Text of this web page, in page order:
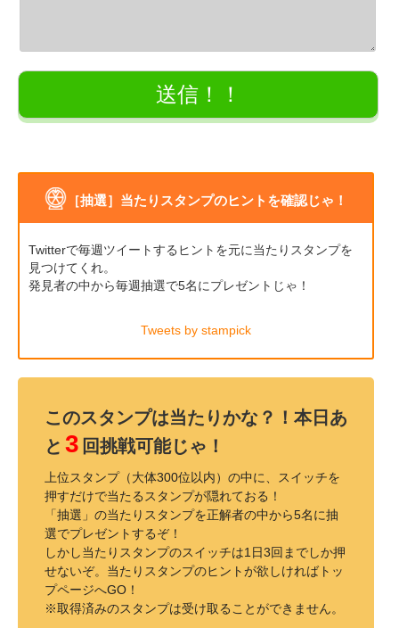
［抽選］当たりスタンプのヒントを確認じゃ！
Twitterで毎週ツイートするヒントを元に当たりスタンプを
見つけてくれ。
発見者の中から毎週抽選で5名にプレゼントじゃ！
Tweets by stampick
このスタンプは当たりかな？！本日あ
と 3 回挑戦可能じゃ！
上位スタンプ（大体300位以内）の中に、スイッチを
押すだけで当たるスタンプが隠れておる！
「抽選」の当たりスタンプを正解者の中から5名に抽
選でプレゼントするぞ！
しかし当たりスタンプのスイッチは1日3回までしか押
せないぞ。当たりスタンプのヒントが欲しければトッ
プページへGO！
※取得済みのスタンプは受け取ることができません。